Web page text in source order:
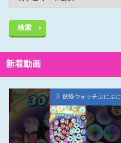
検索
新着動画
妖怪ウォッチぷにぷに